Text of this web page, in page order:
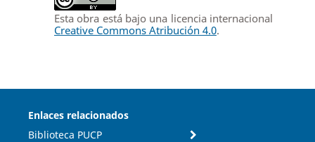
Esta obra está bajo una licencia internacional
Creative Commons Atribución 4.0.
Enlaces relacionados
Biblioteca PUCP